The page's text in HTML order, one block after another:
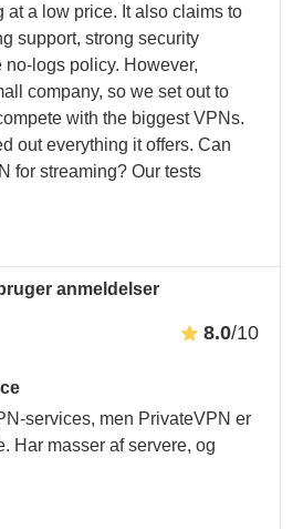
at a low price. It also claims to
support, strong security
no-logs policy. However,
company, so we set out to
with the biggest VPNs.
out everything it offers. Can
for streaming? Our tests
anmeldelser
8.0/10
services, men PrivateVPN er
Har masser af servere, og